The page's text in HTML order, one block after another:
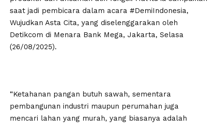
saat jadi pembicara dalam acara #DemiIndonesia,
Wujudkan Asta Cita, yang diselenggarakan oleh
Detikcom di Menara Bank Mega, Jakarta, Selasa
(26/08/2025).
“Ketahanan pangan butuh sawah, sementara
pembangunan industri maupun perumahan juga
mencari lahan yang murah, yang biasanya adalah